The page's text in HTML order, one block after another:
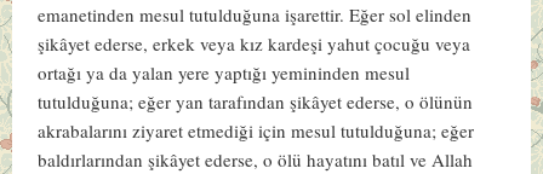
emanetinden mesul tutulduğuna işarettir. Eğer sol elinden
şikâyet ederse, erkek veya kız kardeşi yahut çocuğu veya
ortağı ya da yalan yere yaptığı yemininden mesul
tutulduğuna; eğer yan tarafından şikâyet ederse, o ölünün
akrabalarını ziyaret etmediği için mesul tutulduğuna; eğer
baldırlarından şikâyet ederse, o ölü hayatını batıl ve Allah